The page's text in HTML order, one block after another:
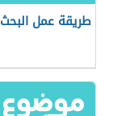
طريقة عمل البحث